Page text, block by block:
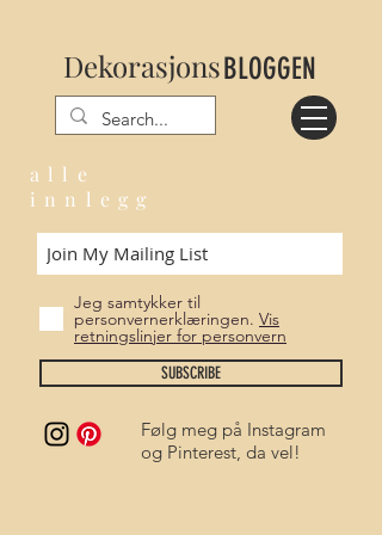
DekorasjonsBLOGGEN
alle
innlegg
BLOGG
Jeg samtykker til
personvernerklæringen. Vis
retningslinjer for personvern
SUBSCRIBE
Følg meg på Instagram
og Pinterest, da vel!